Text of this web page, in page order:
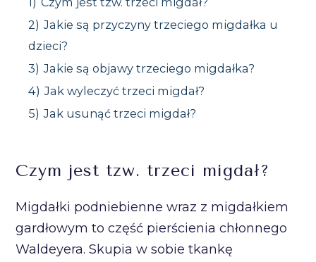
2) Jakie są przyczyny trzeciego migdałka u
dzieci?
3) Jakie są objawy trzeciego migdałka?
4) Jak wyleczyć trzeci migdał?
5) Jak usunąć trzeci migdał?
Czym jest tzw. trzeci migdał?
Migdałki podniebienne wraz z migdałkiem
gardłowym to część pierścienia chłonnego
Waldeyera. Skupia w sobie tkankę